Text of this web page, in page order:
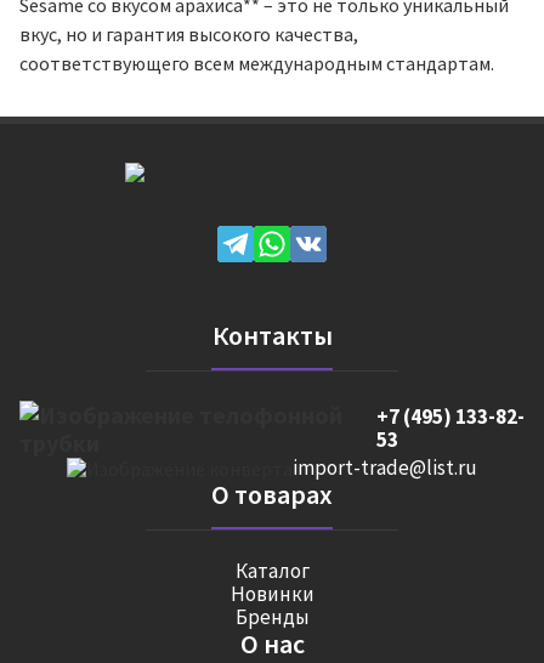
Sesame со вкусом арахиса** – это не только уникальный
вкус, но и гарантия высокого качества,
соответствующего всем международным стандартам.
Контакты
+7 (495) 133-82-
53
import-trade@list.ru
О товарах
Каталог
Новинки
Бренды
О нас